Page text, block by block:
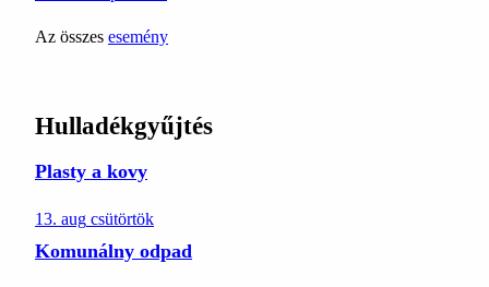
Az összes esemény
Hulladékgyűjtés
Plasty a kovy
13. aug csütörtök
Komunálny odpad